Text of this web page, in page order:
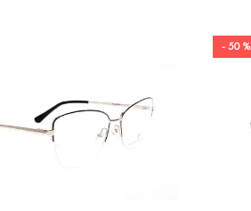
- 50 %